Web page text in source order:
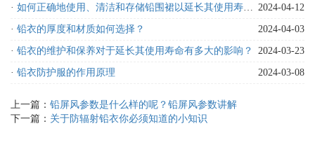
2024-04-12
· 如何正确地使用、清洁和存储铅围裙以延长其使用寿命？
2024-04-03
· 铅衣的厚度和材质如何选择？
2024-03-23
· 铅衣的维护和保养对于延长其使用寿命有多大的影响？
2024-03-08
· 铅衣防护服的作用原理
上一篇： 铅屏风参数是什么样的呢？铅屏风参数讲解
下一篇： 关于防辐射铅衣你必须知道的小知识